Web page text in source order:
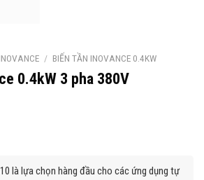
/ BIẾN TẦN INOVANCE 0.4KW
0.4kW 3 pha 380V
là lựa chọn hàng đầu cho các ứng dụng tự